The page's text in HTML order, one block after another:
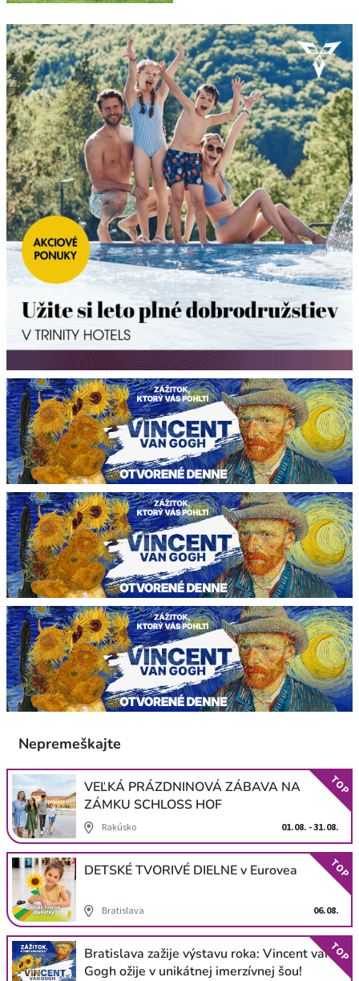
Nepremeškajte
VEĽKÁ PRÁZDNINOVÁ ZÁBAVA NA
ZÁMKU SCHLOSS HOF
Rakúsko 01.08. - 31.08.
TOP
DETSKÉ TVORIVÉ DIELNE v Eurovea
Bratislava 06.08.
TOP
Bratislava zažije výstavu roka: Vincent van
Gogh ožije v unikátnej imerzívnej šou!
TOP